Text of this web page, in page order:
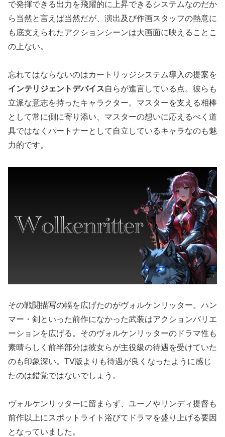
で発揮できる出力を飛躍的に上昇できるシステムなのだか
ら当然と言えば当然だが、演出及び作画スタッフの熱意に
も底支えられたアクションシーンは大画面に映えることこ
の上ない。
忘れてはならないのはカートリッジシステム導入の提案を
インテリジェントデバイス自らが進言している点。彼らも
立派な意志を持ったキャラクター。マスターを支える相棒
として常に側に寄り添い、マスターの想いに応えるべく道
具ではなくパートナーとして自立しているキャラなのも魅
力的です。
その戦闘描写の幅を広げたのがヴォルケンリッター。ハン
マー・剣といった前作になかった武装はアクションバリエ
ーションを広げる。そのヴォルケンリッターのドラマ性も
素晴らしく前半部分は彼女らが主役級の待遇を受けていた
のも印象深い。TV版よりも待遇が良くなったように感じ
たのは錯覚ではないでしょう。
ヴォルケンリッターに留まらず、ユーノやリンディ提督も
前作以上にスポットライト浴びてドラマを盛り上げる要因
となっていました。